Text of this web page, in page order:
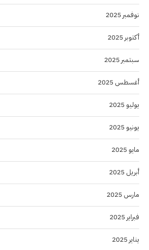
نوفمبر 2025
أكتوبر 2025
سبتمبر 2025
أغسطس 2025
يوليو 2025
يونيو 2025
مايو 2025
أبريل 2025
مارس 2025
فبراير 2025
يناير 2025